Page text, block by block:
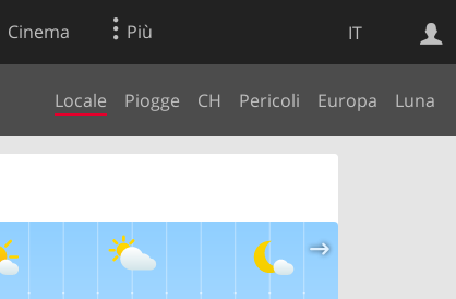
IT
Cinema Più
Locale Piogge CH Pericoli Europa Luna
Ricerca Web